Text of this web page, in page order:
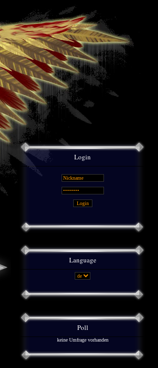
Login
Language
Poll
keine Umfrage vorhanden